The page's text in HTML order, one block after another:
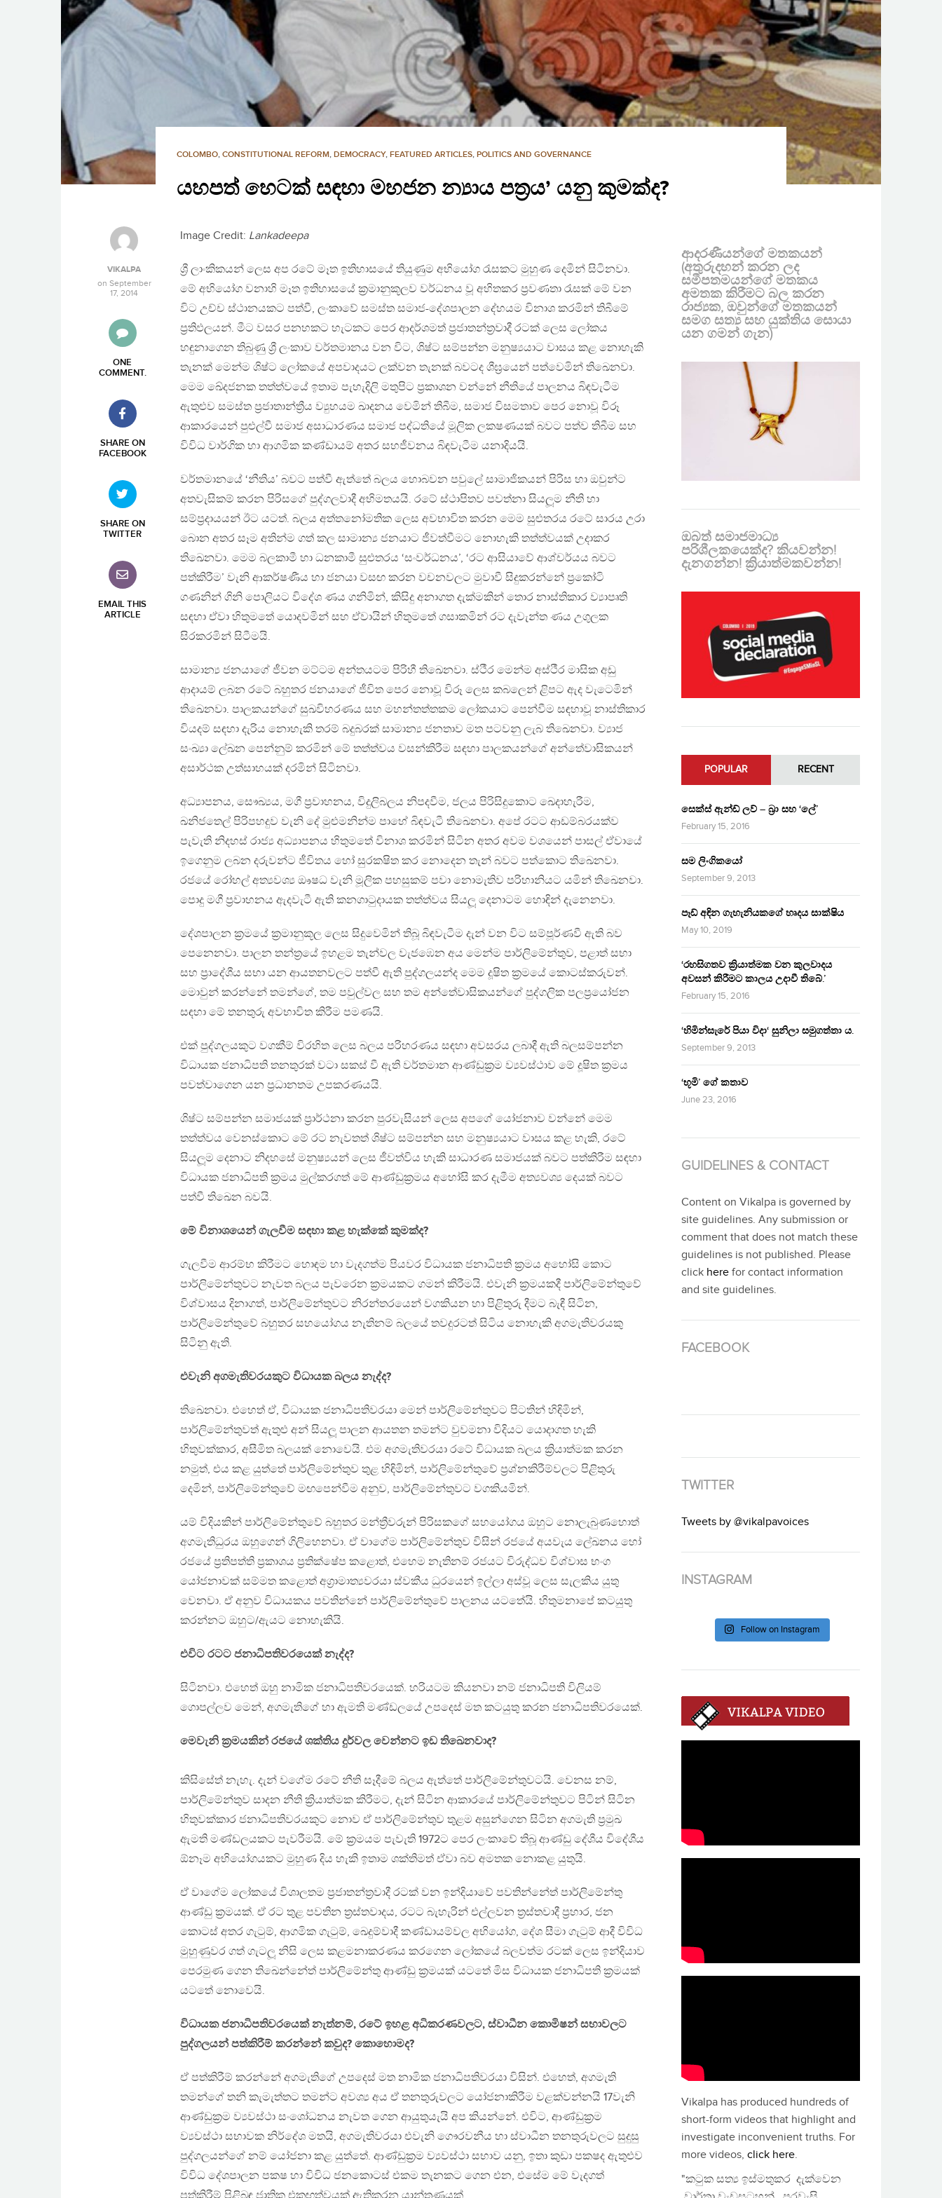
COLOMBO, CONSTITUTIONAL REFORM, DEMOCRACY, FEATURED ARTICLES, POLITICS AND GOVERNANCE
යහපත් හෙටක් සඳහා මහජන න්‍යාය පත්‍රය’ යනු කුමක්ද?
VIKALPA
on September
17, 2014
ONE
COMMENT.
SHARE ON
FACEBOOK
SHARE ON
TWITTER
EMAIL THIS
ARTICLE
Image Credit: Lankadeepa
ශ්‍රී ලාංකිකයන් ලෙස අප රටේ මෑත ඉතිහාසයේ තියුණුම අභියෝග රැසකට මුහුණ දෙමින් සිටිනවා.
මේ අභියෝග වනාහි මෑත ඉතිහාසයේ ක්‍රමානුකූලව වර්ධනය වූ අහිතකර ප්‍රවණතා රැසක් මේ වන
විට උච්ච ස්ථානයකට පත්වී, ලංකාවේ සමස්ත සමාජ-දේශපාලන දේහයම විනාශ කරමින් තිබීමේ
ප්‍රතිඵලයන්. මීට වසර පනහකට හැටකට පෙර ආදර්ශමත් ප්‍රජාතන්ත්‍රවාදී රටක් ලෙස ලෝකය
හඳුනාගෙන තිබුණු ශ්‍රී ලංකාව වර්තමානය වන විට, ශිෂ්ට සම්පන්න මනුෂ්‍යයාට වාසය කළ නොහැකි
තැනක් මෙන්ම ශිෂ්ට ලෝකයේ අපවාදයට ලක්වන තැනක් බවටද ශීඝ්‍රයෙන් පත්වෙමින් තිඛෙනවා.
මෙම ඛේදජනක තත්ත්වයේ ඉතාම පැහැදිලි මතුපිට ප්‍රකාශන වන්නේ නීතියේ පාලනය බිඳවැටීම
ඇතුළුව සමස්ත ප්‍රජාතාන්ත්‍රීය ව්‍යුහයම ඛාදනය වෙමින් තිබීම, සමාජ විසමතාව පෙර නොවූ විරූ
ආකාරයෙන් පුළුල්වී සමාජ අසාධාරණය සමාජ පද්ධතියේ මූලික ලක‍ෂණයක් බවට පත්ව තිබීම සහ
විවිධ වාර්ගික හා ආගමික කණ්ඩායම් අතර සහජීවනය බිඳවැටීම යනාදියයි.
වර්තමානයේ ‘නීතිය’ බවට පත්වී ඇත්තේ බලය හොබවන පවුලේ සාමාජිකයන් පිරිස හා ඔවුන්ට
අතවැසිකම් කරන පිරිසගේ පුද්ගලවාදී අභිමතයයි. රටේ ස්ථාපිතව පවත්නා සියලූම නීති හා
සම්ප්‍රදායයන් ඊට යටත්. බලය අත්තනෝමතික ලෙස අවභාවිත කරන මෙම සුළුතරය රටේ සාරය උරා
බොන අතර සෑම අතින්ම ගත් කල සාමාන්‍ය ජනයාට ජීවත්වීමට නොහැකි තත්ත්වයක් උදාකර
තිඛෙනවා. මෙම බලකාමී හා ධනකාමී සුළුතරය ‘සංවර්ධනය’, ‘රට ආසියාවේ ආශ්චර්යය බවට
පත්කිරීම’ වැනි ආකර්ෂණීය හා ජනයා වසඟ කරන වචනවලට මුවාවී සිදුකරන්නේ ප්‍රකෝටි
ගණනින් ගිනි පොලියට විදේශ ණය ගනිමින්, කිසිදු අනාගත දැක්මකින් තොර නාස්තිකාර ව්‍යාපෘති
සඳහා ඒවා හිතුමතේ යොදවමින් සහ ඒවායින් හිතුමතේ ගසාකමින් රට දැවැන්ත ණය උගුලක
සිරකරමින් සිටීමයි.
සාමාන්‍ය ජනයාගේ ජීවන මට්ටම අන්තයටම පිරිහී තිඛෙනවා. ස්ථීර මෙන්ම අස්ථීර මාසික අඩු
ආදායම් ලබන රටේ බහුතර ජනයාගේ ජීවිත පෙර නොවූ විරූ ලෙස කබලෙන් ළිපට ඇද වැටෙමින්
තිඛෙනවා. පාලකයන්ගේ සුඛවිහරණය සහ මහන්තත්තකම ලෝකයාට පෙන්වීම සඳහාවූ නාස්තිකාර
වියදම් සඳහා දැරිය නොහැකි තරම් බදුබරක් සාමාන්‍ය ජනතාව මත පටවනු ලැබ තිඛෙනවා. ව්‍යාජ
සංඛ්‍යා ලේඛන පෙන්නුම් කරමින් මේ තත්ත්වය වසන්කිරීම සඳහා පාලකයන්ගේ අන්තේවාසිකයන්
අසාර්ථක උත්සාහයක් දරමින් සිටිනවා.
අධ්‍යාපනය, සෞඛ්‍යය, මගී ප්‍රවාහනය, විදුලිබලය නිපදවීම, ජලය පිරිසිදුකොට ඛෙදාහැරීම,
ඛනිජතෙල් පිරිපහදුව වැනි දේ මුළුමනින්ම පාහේ බිඳවැටී තිඛෙනවා. අපේ රටට ආඩම්බරයක්ව
පැවැති නිදහස් රාජ්‍ය අධ්‍යාපනය හිතුමතේ විනාශ කරමින් සිටින අතර අවම වශයෙන් පාසල් ඒවායේ
ඉගෙනුම ලබන දරුවන්ට ජීවිතය හෝ සුරක‍ෂිත කර නොදෙන තැන් බවට පත්කොට තිඛෙනවා.
රජයේ රෝහල් අත්‍යවශ්‍ය ඖෂධ වැනි මූලික පහසුකම් පවා නොමැතිව පරිහානියට යමින් තිඛෙනවා.
පොදු මගී ප්‍රවාහනය ඇදවැටී ඇති කනගාටුදායක තත්ත්වය සියලූ දෙනාටම හොඳින් දැනෙනවා.
දේශපාලන ක්‍රමයේ ක්‍රමානුකූල ලෙස සිදුවෙමින් තිබූ බිඳවැටීම දැන් වන විට සම්පූර්ණවී ඇති බව
පෙනෙනවා. පාලන තන්ත්‍රයේ ඉහළම තැන්වල වැජඹෙන අය මෙන්ම පාර්ලිමේන්තුව, පළාත් සභා
සහ ප්‍රාදේශීය සභා යන ආයතනවලට පත්වී ඇති පුද්ගලයන්ද මෙම දූෂිත ක්‍රමයේ කොටස්කරුවන්.
මොවුන් කරන්නේ තමන්ගේ, තම පවුල්වල සහ තම අන්තේවාසිකයන්ගේ පුද්ගලික පලප්‍රයෝජන
සඳහා මේ තනතුරු අවභාවිත කිරීම පමණයි.
එක් පුද්ගලයකුට වගකීම් විරහිත ලෙස බලය පරිහරණය සඳහා අවසරය ලබාදී ඇති බලසම්පන්න
විධායක ජනාධිපති තනතුරක් වටා සකස් වී ඇති වර්තමාන ආණ්ඩුක්‍රම ව්‍යවස්ථාව මේ දූෂිත ක්‍රමය
පවත්වාගෙන යන ප්‍රධානතම උපකරණයයි.
ශිෂ්ට සම්පන්න සමාජයක් ප්‍රාර්ථනා කරන පුරවැසියන් ලෙස අපගේ යෝජනාව වන්නේ මෙම
තත්ත්වය වෙනස්කොට මේ රට නැවතත් ශිෂ්ට සම්පන්න සහ මනුෂ්‍යයාට වාසය කළ හැකි, රටේ
සියලූම දෙනාට නිදහසේ මනුෂ්‍යයන් ලෙස ජීවත්විය හැකි සාධාරණ සමාජයක් බවට පත්කිරීම සඳහා
විධායක ජනාධිපති ක්‍රමය මුල්කරගත් මේ ආණ්ඩුක්‍රමය අහෝසි කර දැමීම අත්‍යවශ්‍ය දෙයක් බවට
පත්වී තිඛෙන බවයි.
මේ විනාශයෙන් ගැලවීම සඳහා කළ හැක්කේ කුමක්ද?
ගැලවීම ආරම්භ කිරීමට හොඳම හා වැදගත්ම පියවර විධායක ජනාධිපති ක්‍රමය අහෝසි කොට
පාර්ලිමේන්තුවට නැවත බලය පැවරෙන ක්‍රමයකට ගමන් කිරීමයි. එවැනි ක්‍රමයකදී පාර්ලිමේන්තුවේ
විශ්වාසය දිනාගත්, පාර්ලිමේන්තුවට නිරන්තරයෙන් වගකියන හා පිළිතුරු දීමට බැඳී සිටින,
පාර්ලිමේන්තුවේ බහුතර සහයෝගය නැතිනම් බලයේ තවදුරටත් සිටිය නොහැකි අගමැතිවරයකු
සිටිනු ඇති.
එවැනි අගමැතිවරයකුට විධායක බලය නැද්ද?
තිඛෙනවා. එහෙත් ඒ, විධායක ජනාධිපතිවරයා මෙන් පාර්ලිමේන්තුවට පිටතින් හිඳිමින්,
පාර්ලිමේන්තුවත් ඇතුළු අන් සියලූ පාලන ආයතන තමන්ට වුවමනා විදියට යොදාගත හැකි
හිතුවක්කාර, අසීමිත බලයක් නොවෙයි. එම අගමැතිවරයා රටේ විධායක බලය ක්‍රියාත්මක කරන
නමුත්, එය කළ යුත්තේ පාර්ලිමේන්තුව තුළ හිඳිමින්, පාර්ලිමේන්තුවේ ප්‍රශ්නකිරීම්වලට පිළිතුරු
දෙමින්, පාර්ලිමේන්තුවේ මඟපෙන්වීම අනුව, පාර්ලිමේන්තුවට වගකියමින්.
යම් විදියකින් පාර්ලිමේන්තුවේ බහුතර මන්ත්‍රීවරුන් පිරිසකගේ සහයෝගය ඔහුට නොලැබුණහොත්
අගමැතිධුරය ඔහුගෙන් ගිලිහෙනවා. ඒ වාගේම පාර්ලිමේන්තුව විසින් රජයේ අයවැය ලේඛනය හෝ
රජයේ ප්‍රතිපත්ති ප්‍රකාශය ප්‍රතික්ෂේප කළොත්, එහෙම නැතිනම් රජයට විරුද්ධව විශ්වාස භංග
යෝජනාවක් සම්මත කළොත් අග්‍රාමාත්‍යවරයා ස්වකීය ධුරයෙන් ඉල්ලා අස්වූ ලෙස සැලකිය යුතු
වෙනවා. ඒ අනුව විධායකය පවතින්නේ පාර්ලිමේන්තුවේ පාලනය යටතේයි. හිතුමනාපේ කටයුතු
කරන්නට ඔහුට/ඇයට නොහැකියි.
එවිට රටට ජනාධිපතිවරයෙක් නැද්ද?
සිටිනවා. එහෙත් ඔහු නාමික ජනාධිපතිවරයෙක්. හරියටම කියනවා නම් ජනාධිපති විලියම්
ගොපල්ලව මෙන්, අගමැතිගේ හා ඇමති මණ්ඩලයේ උපදෙස් මත කටයුතු කරන ජනාධිපතිවරයෙක්.
මෙවැනි ක්‍රමයකින් රජයේ ශක්තිය දුර්වල වෙන්නට ඉඩ තිඛෙනවාද?
කිසිසේත් නැහැ. දැන් වගේම රටේ නීති සෑදීමේ බලය ඇත්තේ පාර්ලිමේන්තුවටයි. වෙනස නම්,
පාර්ලිමේන්තුව සාදන නීති ක්‍රියාත්මක කිරීමට, දැන් සිටින ආකාරයේ පාර්ලිමේන්තුවට පිටින් සිටින
හිතුවක්කාර ජනාධිපතිවරයකුට නොව ඒ පාර්ලිමේන්තුව තුළම අසුන්ගෙන සිටින අගමැති ප්‍රමුඛ
ඇමති මණ්ඩලයකට පැවරීමයි. මේ ක්‍රමයම පැවැති 1972ට පෙර ලංකාවේ තිබූ ආණ්ඩු දේශීය විදේශීය
ඕනෑම අභියෝගයකට මුහුණ දිය හැකි ඉතාම ශක්තිමත් ඒවා බව අමතක නොකළ යුතුයි.
ඒ වාගේම ලෝකයේ විශාලතම ප්‍රජාතන්ත්‍රවාදී රටක් වන ඉන්දියාවේ පවතින්නේත් පාර්ලිමේන්තු
ආණ්ඩු ක්‍රමයක්. ඒ රට තුළ පවතින ත්‍රස්තවාදය, රටට බැහැරින් එල්ලවන ත්‍රස්තවාදී ප්‍රහාර, ජන
කොටස් අතර ගැටුම්, ආගමික ගැටුම්, ඛෙදුම්වාදී කණ්ඩායම්වල අභියෝග, දේශ සීමා ගැටුම් ආදී විවිධ
මුහුණුවර ගත් ගැටලූ නිසි ලෙස කළමනාකරණය කරගෙන ලෝකයේ බලවත්ම රටක් ලෙස ඉන්දියාව
පෙරමුණ ගෙන තිඛෙන්නේත් පාර්ලිමේන්තු ආණ්ඩු ක්‍රමයක් යටතේ මිස විධායක ජනාධිපති ක්‍රමයක්
යටතේ නොවෙයි.
විධායක ජනාධිපතිවරයෙක් නැත්නම්, රටේ ඉහළ අධිකරණවලට, ස්වාධීන කොමිෂන් සභාවලට
පුද්ගලයන් පත්කිරීම් කරන්නේ කවුද? කොහොමද?
ඒ පත්කිරීම් කරන්නේ අගමැතිගේ උපදෙස් මත නාමික ජනාධිපතිවරයා විසින්. එහෙත්, අගමැති
තමන්ගේ තනි කැමැත්තට තමන්ට අවශ්‍ය අය ඒ තනතුරුවලට යෝජනාකිරීම වළක්වන්නයි 17වැනි
ආණ්ඩුක්‍රම ව්‍යවස්ථා සංශෝධනය නැවත ගෙන ආයුතුයැයි අප කියන්නේ. එවිට, ආණ්ඩුක්‍රම
ව්‍යවස්ථා සභාවක නිර්දේශ මතයි, අගමැතිවරයා එවැනි ගෞරවනීය හා ස්වාධීන තනතුරුවලට සුදුසු
පුද්ගලයන්ගේ නම් යෝජනා කළ යුත්තේ. ආණ්ඩුක්‍රම ව්‍යවස්ථා සභාව යනු, ඉතා කුඩා පක‍ෂද ඇතුළුව
විවිධ දේශපාලන පක‍ෂ හා විවිධ ජනකොටස් එකම තැනකට ගෙන එන, එසේම මේ වැදගත්
ආදරණීයන්ගේ මතකයන්
(අතුරුදහන් කරන ලද
සමීපතමයන්ගේ මතකය
අමතක කිරීමට බල කරන
රාජ්‍යක, ඔවුන්ගේ මතකයන්
සමග සත්‍ය සහ යුක්තිය සොයා
යන ගමන් ගැන)
ඔබත් සමාජමාධ්‍ය
පරිශීලකයෙක්ද? කියවන්න!
දැනගන්න! ක්‍රියාත්මකවන්න!
POPULAR RECENT
සෙක්ස් ඇන්ඩ් ලව් – බ්‍රා සහ ‘ලේ’
February 15, 2016
සම ලිංගිකයෝ
September 9, 2013
පෑඩ් අඳින ගැහැනියකගේ හෘදය සාක්ෂිය
May 10, 2019
‘රහසිගතව ක්‍රියාත්මක වන කුලවාදය
අවසන් කිරීමට කාලය උදාවී තිබේ.’
February 15, 2016
‘හිමින්සැරේ පියා විදා‘ සුනිලා සමුගත්තා ය.
September 9, 2013
‘භූමි’ ගේ කතාව
June 23, 2016
GUIDELINES & CONTACT
Content on Vikalpa is governed by
site guidelines. Any submission or
comment that does not match these
guidelines is not published. Please
click here for contact information
and site guidelines.
FACEBOOK
TWITTER
Tweets by @vikalpavoices
INSTAGRAM
Follow on Instagram
Vikalpa has produced hundreds of
short-form videos that highlight and
investigate inconvenient truths. For
more videos, click here.
"කටුක සත්‍ය ඉස්මතුකර දැක්වෙන